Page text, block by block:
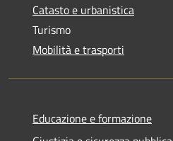
Catasto e urbanistica
Turismo
Mobilità e trasporti
Educazione e formazione